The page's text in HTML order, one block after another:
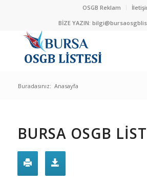
OSGB Reklam
BİZE YAZIN:
Buradasınız: Anasayfa
BURSA OSGB